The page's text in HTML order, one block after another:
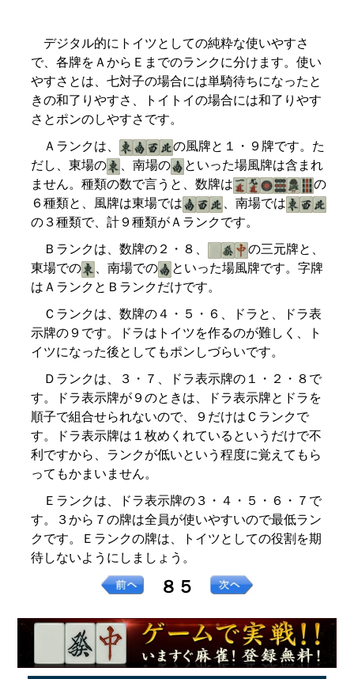
デジタル的にトイツとしての純粋な使いやすさ
で、各牌をＡからＥまでのランクに分けます。使い
やすさとは、七対子の場合には単騎待ちになったと
きの和了りやすさ、トイトイの場合には和了りやす
さとポンのしやすさです。
Ａランクは、
の風牌と１・９牌です。た
だし、東場の
、南場の
といった場風牌は含まれ
ません。種類の数で言うと、数牌は
の
６種類と、風牌は東場では
、南場では
の３種類で、計９種類がＡランクです。
Ｂランクは、数牌の２・８、
の三元牌と、
東場での
、南場での
といった場風牌です。字牌
はＡランクとＢランクだけです。
Ｃランクは、数牌の４・５・６、ドラと、ドラ表
示牌の９です。ドラはトイツを作るのが難しく、ト
イツになった後としてもポンしづらいです。
Ｄランクは、３・７、ドラ表示牌の１・２・８で
す。ドラ表示牌が９のときは、ドラ表示牌とドラを
順子で組合せられないので、９だけはＣランクで
す。ドラ表示牌は１枚めくれているというだけで不
利ですから、ランクが低いという程度に覚えてもら
ってもかまいません。
Ｅランクは、ドラ表示牌の３・４・５・６・７で
す。３から７の牌は全員が使いやすいので最低ラン
クです。Ｅランクの牌は、トイツとしての役割を期
待しないようにしましょう。
８５